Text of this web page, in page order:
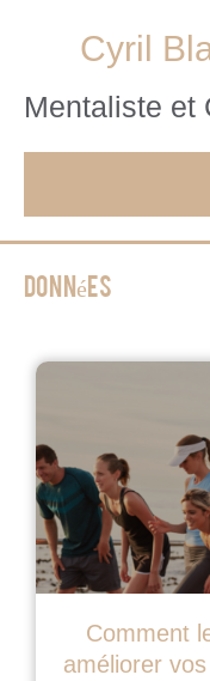
Cyril
Mentaliste et
Données
Comment
améliorer